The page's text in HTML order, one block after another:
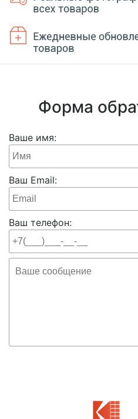
Форма
Ваше имя:
Ваш Email:
Ваш телефон: